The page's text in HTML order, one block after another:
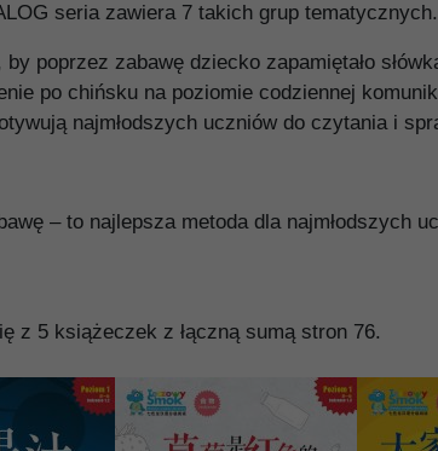
seria zawiera 7 takich grup tematycznych.
poprzez zabawę dziecko zapamiętało
po chińsku na poziomie codziennej
najmłodszych uczniów do czytania i
– to najlepsza metoda dla najmłodszych
z 5 książeczek z łączną sumą stron 76.